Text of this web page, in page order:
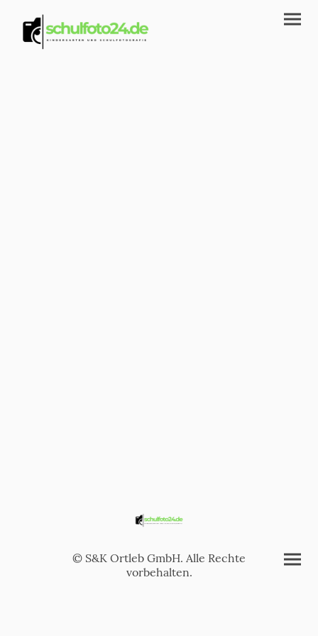
© S&K Ortleb GmbH. Alle Rechte
vorbehalten.